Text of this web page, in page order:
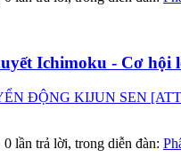
Ichimoku - Cơ hội
ĐỘNG KIJUN SEN
0 lần trả lời, trong diễn đàn: